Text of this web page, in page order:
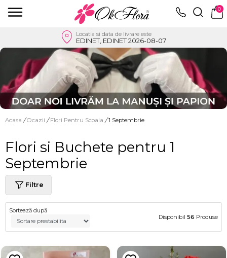
0
Locatia si data de livrare este
EDINET, EDINET 2026-08-07
Acasa / Ocazii / Flori Pentru Scoala / 1 Septembrie
Flori si Buchete pentru 1
Septembrie
Filtre
Sortează după
Disponibil 56 Produse